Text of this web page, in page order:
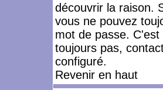
découvrir la raison.
vous ne pouvez
mot de passe.
toujours pas,
configuré.
Revenir en haut